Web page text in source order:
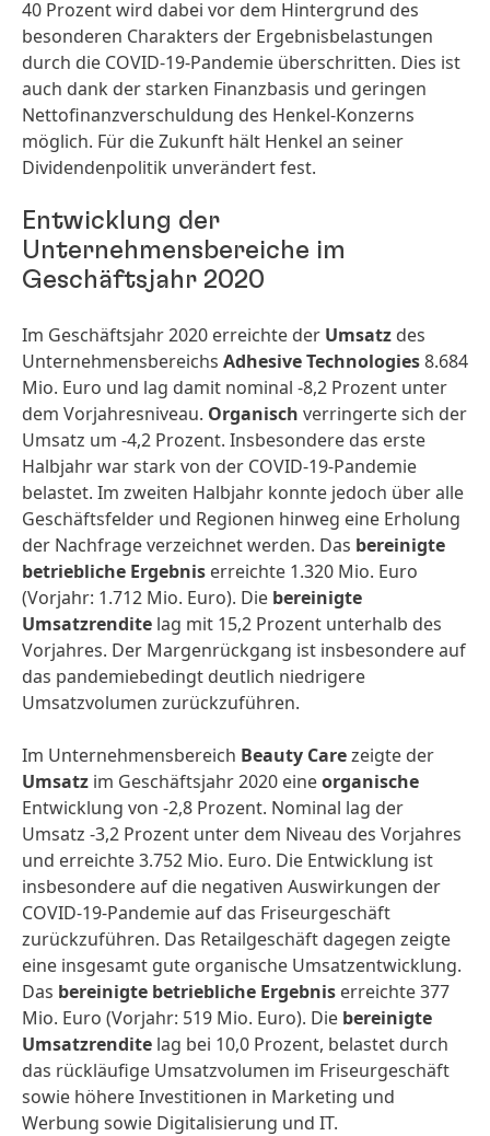
40 Prozent wird dabei vor dem Hintergrund des
besonderen Charakters der Ergebnisbelastungen
durch die COVID-19-Pandemie überschritten. Dies ist
auch dank der starken Finanzbasis und geringen
Nettofinanzverschuldung des Henkel-Konzerns
möglich. Für die Zukunft hält Henkel an seiner
Dividendenpolitik unverändert fest.
Entwicklung der
Unternehmensbereiche im
Geschäftsjahr 2020
Im Geschäftsjahr 2020 erreichte der Umsatz des
Unternehmensbereichs Adhesive Technologies8.684
Mio. Euro und lag damit nominal -8,2 Prozent unter
dem Vorjahresniveau. Organisch verringerte sich der
Umsatz um -4,2 Prozent. Insbesondere das erste
Halbjahr war stark von der COVID-19-Pandemie
belastet. Im zweiten Halbjahr konnte jedoch über alle
Geschäftsfelder und Regionen hinweg eine Erholung
der Nachfrage verzeichnet werden. Das bereinigte
betriebliche Ergebnis erreichte 1.320 Mio. Euro
(Vorjahr: 1.712 Mio. Euro). Die bereinigte
Umsatzrendite lag mit 15,2 Prozent unterhalb des
Vorjahres. Der Margenrückgang ist insbesondere auf
das pandemiebedingt deutlich niedrigere
Umsatzvolumen zurückzuführen.
Im Unternehmensbereich Beauty Carezeigte der
Umsatz im Geschäftsjahr 2020 eineorganische
Entwicklung von -2,8 Prozent. Nominal lag der
Umsatz -3,2 Prozent unter dem Niveau des Vorjahres
und erreichte 3.752 Mio. Euro. Die Entwicklung ist
insbesondere auf die negativen Auswirkungen der
COVID-19-Pandemie auf das Friseurgeschäft
zurückzuführen. Das Retailgeschäft dagegen zeigte
eine insgesamt gute organische Umsatzentwicklung.
Das bereinigte betriebliche Ergebnis erreichte 377
Mio. Euro (Vorjahr: 519 Mio. Euro). Die bereinigte
Umsatzrendite lag bei 10,0 Prozent, belastet durch
das rückläufige Umsatzvolumen im Friseurgeschäft
sowie höhere Investitionen in Marketing und
Werbung sowie Digitalisierung und IT.